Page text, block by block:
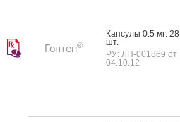
Гоптен®
Кап­су­лы 0.5 мг: 28
шт.
РУ: ЛП-001869 от
04.10.12